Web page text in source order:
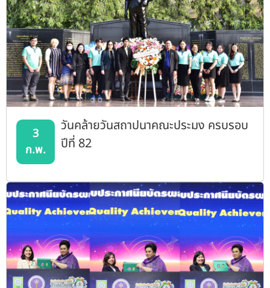
3
ก.พ.
วันคล้ายวันสถาปนาคณะประมง ครบรอบ
ปีที่ 82